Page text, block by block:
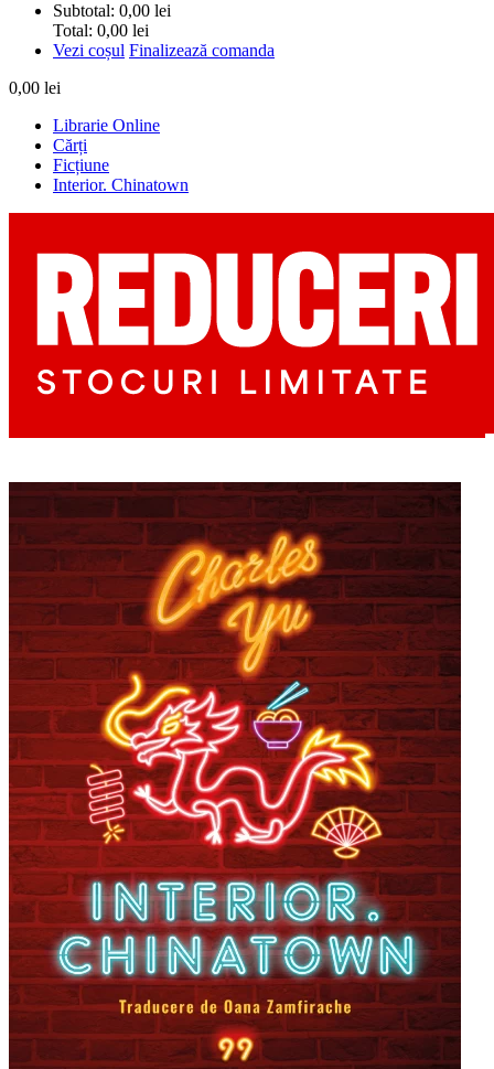
Subtotal: 0,00 lei
Total: 0,00 lei
Vezi coșul Finalizează comanda
0,00 lei
Librarie Online
Cărți
Ficțiune
Interior. Chinatown